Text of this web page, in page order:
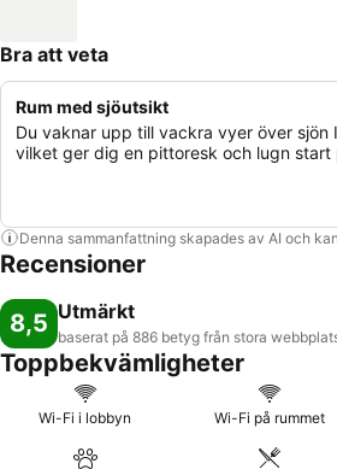
Bra att veta
Rum med sjöutsikt
Du vaknar upp till vackra vyer över sjön
vilket ger dig en pittoresk och lugn start
Denna sammanfattning skapades av AI och
Recensioner
8,5 Utmärkt
baserat på 886 betyg från stora
Toppbekvämligheter
Wi-Fi i lobbyn Wi-Fi på rummet